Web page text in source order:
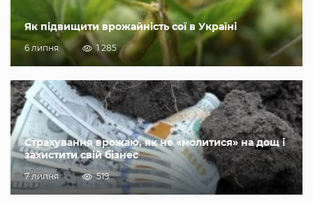
Як підвищити врожайність сої в Україні
6 липня 1 285
Страхування врожаю, як не «молитися» на дощ і
захистити свій бізнес
7 липня 519